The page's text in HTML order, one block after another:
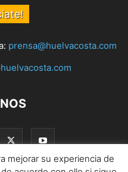
prensa@huelvacosta.com
mejorar su experiencia de